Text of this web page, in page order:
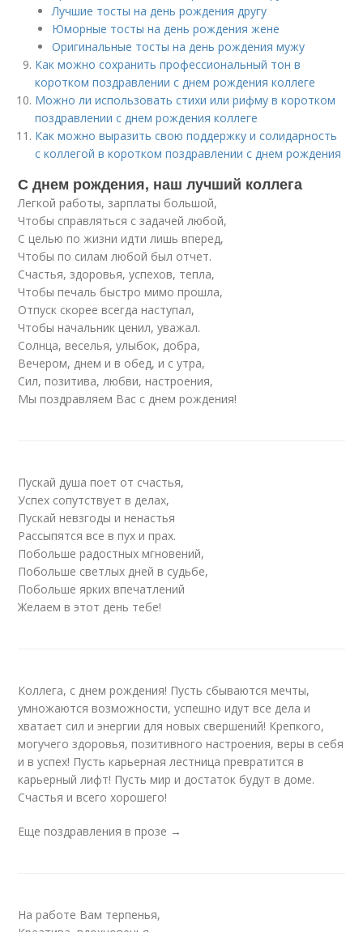
Лучшие тосты на день рождения другу
Юморные тосты на день рождения жене
Оригинальные тосты на день рождения мужу
Как можно сохранить профессиональный тон в
коротком поздравлении с днем рождения коллеге
Можно ли использовать стихи или рифму в коротком
поздравлении с днем рождения коллеге
Как можно выразить свою поддержку и солидарность
с коллегой в коротком поздравлении с днем рождения
С днем рождения, наш лучший коллега
Легкой работы, зарплаты большой,
Чтобы справляться с задачей любой,
С целью по жизни идти лишь вперед,
Чтобы по силам любой был отчет.
Счастья, здоровья, успехов, тепла,
Чтобы печаль быстро мимо прошла,
Отпуск скорее всегда наступал,
Чтобы начальник ценил, уважал.
Солнца, веселья, улыбок, добра,
Вечером, днем и в обед, и с утра,
Сил, позитива, любви, настроения,
Мы поздравляем Вас с днем рождения!
Пускай душа поет от счастья,
Успех сопутствует в делах,
Пускай невзгоды и ненастья
Рассыпятся все в пух и прах.
Побольше радостных мгновений,
Побольше светлых дней в судьбе,
Побольше ярких впечатлений
Желаем в этот день тебе!
Коллега, с днем рождения! Пусть сбываются мечты,
умножаются возможности, успешно идут все дела и
хватает сил и энергии для новых свершений! Крепкого,
могучего здоровья, позитивного настроения, веры в себя
и в успех! Пусть карьерная лестница превратится в
карьерный лифт! Пусть мир и достаток будут в доме.
Счастья и всего хорошего!
Еще поздравления в прозе →
На работе Вам терпенья,